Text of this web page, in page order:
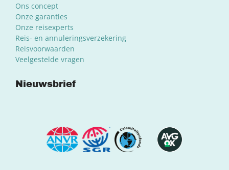
Ons concept
Onze garanties
Onze reisexperts
Reis- en annuleringsverzekering
Reisvoorwaarden
Veelgestelde vragen
Nieuwsbrief